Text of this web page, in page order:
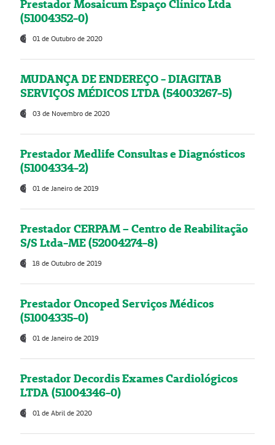
Prestador Mosaicum Espaço Clínico Ltda
(51004352-0)
01 de Outubro de 2020
MUDANÇA DE ENDEREÇO - DIAGITAB
SERVIÇOS MÉDICOS LTDA (54003267-5)
03 de Novembro de 2020
Prestador Medlife Consultas e Diagnósticos
(51004334-2)
01 de Janeiro de 2019
Prestador CERPAM – Centro de Reabilitação
S/S Ltda-ME (52004274-8)
18 de Outubro de 2019
Prestador Oncoped Serviços Médicos
(51004335-0)
01 de Janeiro de 2019
Prestador Decordis Exames Cardiológicos
LTDA (51004346-0)
01 de Abril de 2020